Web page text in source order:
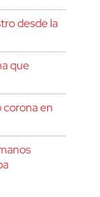
desde la
que
en